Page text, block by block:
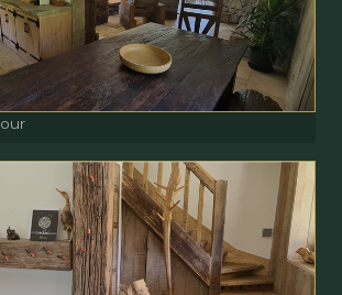
Bar à vin
Coin repas
Repas Cuisine Séjour